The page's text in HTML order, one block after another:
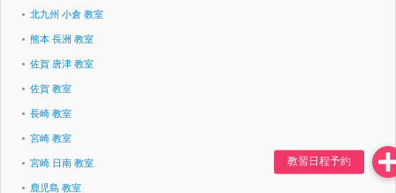
北九州 小倉 教室
熊本 長洲 教室
佐賀 唐津 教室
佐賀 教室
長崎 教室
宮崎 教室
宮崎 日南 教室
鹿児島 教室